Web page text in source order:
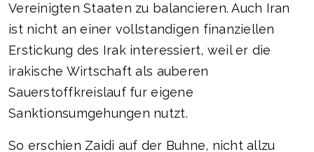
Vereinigten Staaten zu balancieren. Auch Iran
ist nicht an einer vollstandigen finanziellen
Erstickung des Irak interessiert, weil er die
irakische Wirtschaft als auberen
Sauerstoffkreislauf fur eigene
Sanktionsumgehungen nutzt.
So erschien Zaidi auf der Buhne, nicht allzu